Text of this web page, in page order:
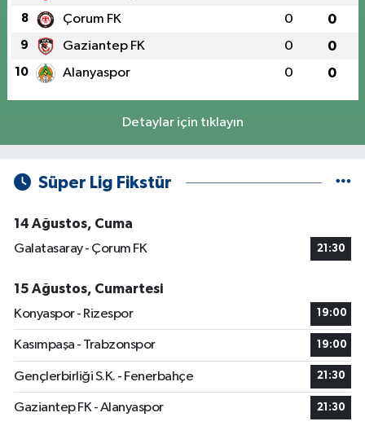
8 Çorum FK 0 0
9 Gaziantep FK 0 0
10 Alanyaspor 0 0
Detaylar için tıklayın
Süper Lig Fikstür
14 Ağustos, Cuma
Galatasaray - Çorum FK
21:30
15 Ağustos, Cumartesi
Konyaspor - Rizespor
19:00
Kasımpaşa - Trabzonspor 19:00
Gençlerbirliği S.K. - Fenerbahçe 21:30
Gaziantep FK - Alanyaspor 21:30